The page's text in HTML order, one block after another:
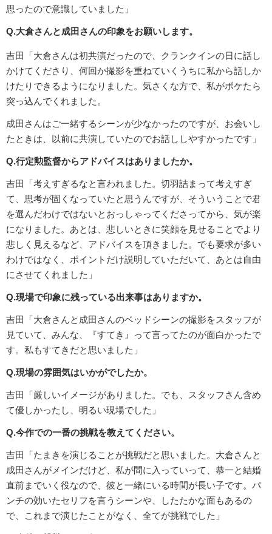
思ったので意識していました」
Q.大倉さんと成田さんの印象をお願いします。
吉田「大倉さんは初共演だったので、クランクインの日に話し
かけてくださり、何回か撮影を重ねていくうちに私から話しか
けたりできるようになりました。気さくな方で、私がボケたら
突っ込んでくれました。
成田さんはご一緒するシーンが少なかったのですが、お会いし
たときは、以前に共演していたのでお話ししやすかったです」
Q.行定勲監督からアドバイスはありましたか。
吉田「考えすぎるなと言われました。切羽詰まって考えすぎ
て、思考が固くなっていたと思うんですが、そういうことで君
を選んだわけではないとおっしゃってくださってから、気が楽
になりました。あとは、悲しいときに笑顔を見せることでより
悲しく見えるなど、アドバイスを頂きました。でも要求が多い
わけではなく、ポイントだけ説明していただいて、あとは自由
にさせてくれました」
Q.現場で印象に残っている出来事はありますか。
吉田「大倉さんと成田さんのベッドシーンの撮影をスタッフが
見ていて、みんな、『すてき』って言ってたのが面白かったで
す。私もすてきだと思いました」
Q.現場の雰囲気はいかがでしたか。
吉田「厳しいイメージがありました。でも、スタッフさん含め
て優しかったし、明るい現場でした」
Q.今作での一番の挑戦を教えてください。
吉田「たまきを演じることが挑戦だと思いました。大倉さんと
成田さんがメインだけど、私が間に入っていって、恭一と結婚
直前までいく役なので、彼と一緒にいる時間が長い子です。パ
ンチの効いたセリフを言うシーンや、したたかな面もあるの
で、これまで演じたことがなく、全てが挑戦でした」